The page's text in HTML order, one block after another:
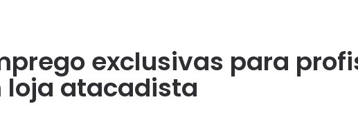
exclusivas para
atacadista